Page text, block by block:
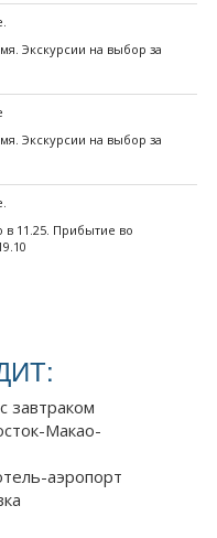
Экскурсии на выбор за
Экскурсии на выбор за
в 11.25. Прибытие во
завтраком
Макао-
аэропорт